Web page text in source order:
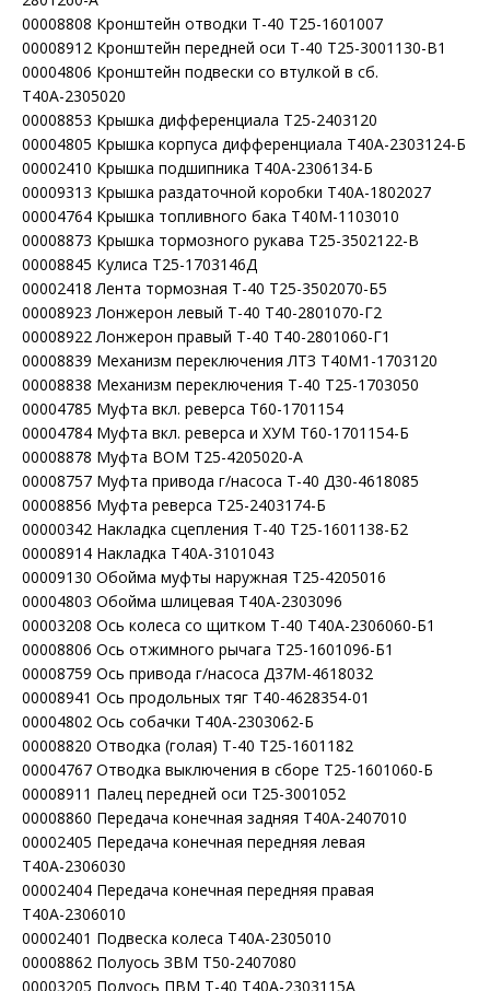
00008808 Кронштейн отводки Т-40 Т25-1601007
00008912 Кронштейн передней оси Т-40 Т25-3001130-В1
00004806 Кронштейн подвески со втулкой в сб.
Т40А-2305020
00008853 Крышка дифференциала Т25-2403120
00004805 Крышка корпуса дифференциала Т40А-2303124-Б
00002410 Крышка подшипника Т40А-2306134-Б
00009313 Крышка раздаточной коробки Т40А-1802027
00004764 Крышка топливного бака Т40М-1103010
00008873 Крышка тормозного рукава Т25-3502122-В
00008845 Кулиса Т25-1703146Д
00002418 Лента тормозная Т-40 Т25-3502070-Б5
00008923 Лонжерон левый Т-40 Т40-2801070-Г2
00008922 Лонжерон правый Т-40 Т40-2801060-Г1
00008839 Механизм переключения ЛТЗ Т40М1-1703120
00008838 Механизм переключения Т-40 Т25-1703050
00004785 Муфта вкл. реверса Т60-1701154
00004784 Муфта вкл. реверса и ХУМ Т60-1701154-Б
00008878 Муфта ВОМ Т25-4205020-А
00008757 Муфта привода г/насоса Т-40 Д30-4618085
00008856 Муфта реверса Т25-2403174-Б
00000342 Накладка сцепления Т-40 Т25-1601138-Б2
00008914 Накладка Т40А-3101043
00009130 Обойма муфты наружная Т25-4205016
00004803 Обойма шлицевая Т40А-2303096
00003208 Ось колеса со щитком Т-40 Т40А-2306060-Б1
00008806 Ось отжимного рычага Т25-1601096-Б1
00008759 Ось привода г/насоса Д37М-4618032
00008941 Ось продольных тяг Т40-4628354-01
00004802 Ось собачки Т40А-2303062-Б
00008820 Отводка (голая) Т-40 Т25-1601182
00004767 Отводка выключения в сборе Т25-1601060-Б
00008911 Палец передней оси Т25-3001052
00008860 Передача конечная задняя Т40А-2407010
00002405 Передача конечная передняя левая
Т40А-2306030
00002404 Передача конечная передняя правая
Т40А-2306010
00002401 Подвеска колеса Т40А-2305010
00008862 Полуось ЗВМ Т50-2407080
00003205 Полуось ПВМ Т-40 Т40А-2303115А